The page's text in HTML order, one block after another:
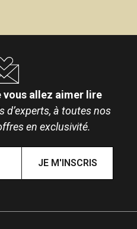
vous allez aimer lire
d’experts, à toutes nos
en exclusivité.
JE M'INSCRIS